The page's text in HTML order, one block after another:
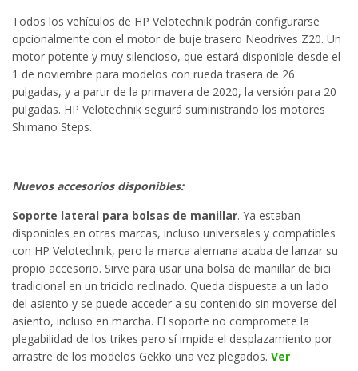
Todos los vehículos de HP Velotechnik podrán configurarse
opcionalmente con el motor de buje trasero Neodrives Z20. Un
motor potente y muy silencioso, que estará disponible desde el
1 de noviembre para modelos con rueda trasera de 26
pulgadas, y a partir de la primavera de 2020, la versión para 20
pulgadas. HP Velotechnik seguirá suministrando los motores
Shimano Steps.
Nuevos accesorios disponibles:
Soporte lateral para bolsas de manillar. Ya estaban
disponibles en otras marcas, incluso universales y compatibles
con HP Velotechnik, pero la marca alemana acaba de lanzar su
propio accesorio. Sirve para usar una bolsa de manillar de bici
tradicional en un triciclo reclinado. Queda dispuesta a un lado
del asiento y se puede acceder a su contenido sin moverse del
asiento, incluso en marcha. El soporte no compromete la
plegabilidad de los trikes pero sí impide el desplazamiento por
arrastre de los modelos Gekko una vez plegados. Ver